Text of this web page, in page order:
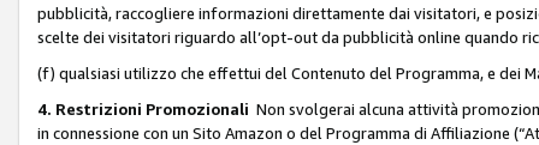
pubblicità, raccogliere informazioni direttamente dai visitatori, e
scelte dei visitatori riguardo all’opt-out da pubblicità online quando
(f) qualsiasi utilizzo che effettui del Contenuto del Programma, e dei
4. Restrizioni Promozionali Non svolgerai alcuna attività
in connessione con un Sito Amazon o del Programma di Affiliazione